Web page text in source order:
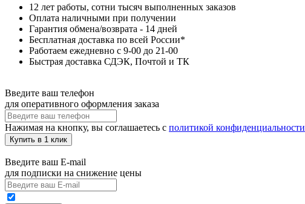
12 лет работы, сотни тысяч выполненных заказов
Оплата наличными при получении
Гарантия обмена/возврата - 14 дней
Бесплатная доставка по всей России*
Работаем ежедневно с 9-00 до 21-00
Быстрая доставка СДЭК, Почтой и ТК
Введите ваш телефон
для оперативного оформления заказа
Нажимая на кнопку, вы соглашаетесь с политикой конфиденциальности
Купить в 1 клик
Введите ваш E-mail
для подписки на снижение цены